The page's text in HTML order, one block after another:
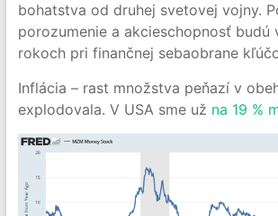
bohatstva od druhej svetovej vojny.
porozumenie a akcieschopnosť budú
rokoch pri finančnej sebaobrane
Inflácia – rast množstva peňazí v
explodovala. V USA sme už na 19 %